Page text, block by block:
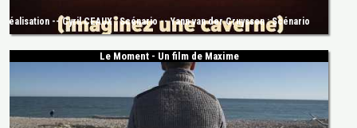
-- Cyril CEAUX : Scénario -- Yann van der Cruyssen : Scénario
Le Moment - Un film de Maxime